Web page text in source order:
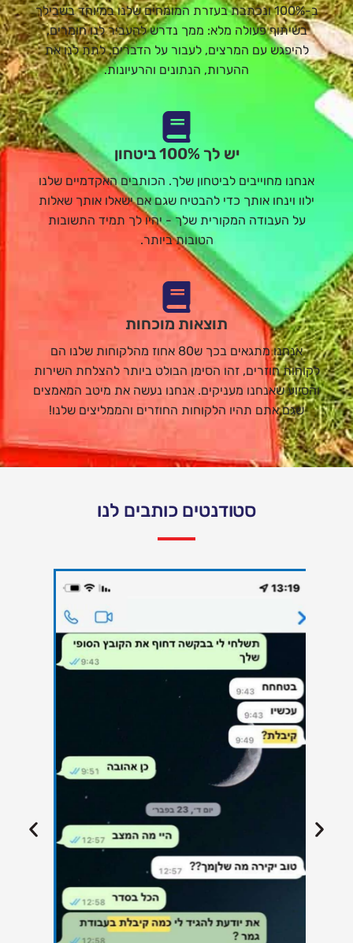
ב-100% ונכתבת בעזרת המומחים שלנו במיוחד בשבילך
בשיתוף פעולה מלא: ממך נדרש להעביר לנו חומרים,
להיפגש עם המרצים, לעבור על הדברים, לתת לנו את
ההערות, הנתונים והרעיונות.
יש לך 100% ביטחון
אנחנו מחוייבים לביטחון שלך. הכותבים האקדמיים שלנו
ילוו וינחו אותך כדי להבטיח שגם אם ישאלו אותך שאלות
על העבודה המקורית שלך - יהיו לך תמיד התשובות
הטובות ביותר.
תוצאות מוכחות
אנחנו מתגאים בכך ש80 אחוז מהלקוחות שלנו הם
לקוחות חוזרים, זהו הסימן הבולט ביותר להצלחת השירות
והסיוע שאנחנו מעניקים. אנחנו נעשה את מיטב המאמצים
שגם אתם תהיו הלקוחות החוזרים והממליצים שלנו!
סטודנטים כותבים לנו